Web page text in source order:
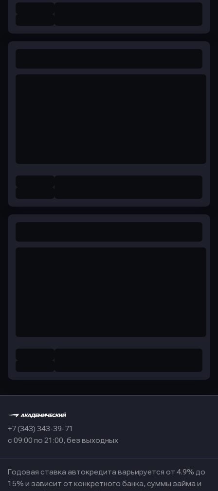
+7 (343) 343-39-71
с 09:00 по 21:00, без выходных
Годовая ставка автокредита варьируется от 4.9% до
15% и зависит от конкретного банка, суммы займа и